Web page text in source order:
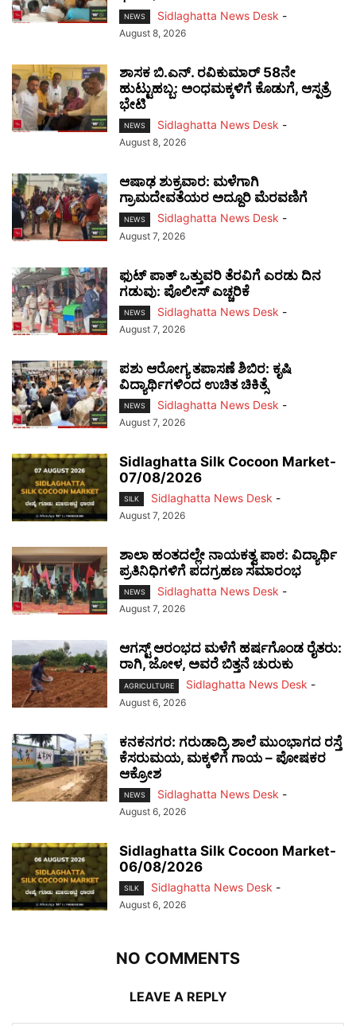
NEWS Sidlaghatta News Desk -
August 8, 2026
ಶಾಸಕ ಬಿ.ಎನ್. ರವಿಕುಮಾರ್ 58ನೇ
ಹುಟ್ಟುಹಬ್ಬ: ಅಂಧಮಕ್ಕಳಿಗೆ ಕೊಡುಗೆ, ಆಸ್ಪತ್ರೆ
ಭೇಟಿ
NEWS Sidlaghatta News Desk -
August 8, 2026
ಆಷಾಢ ಶುಕ್ರವಾರ: ಮಳೆಗಾಗಿ
ಗ್ರಾಮದೇವತೆಯರ ಅದ್ದೂರಿ ಮೆರವಣಿಗೆ
NEWS Sidlaghatta News Desk -
August 7, 2026
ಫುಟ್‌ ಪಾತ್ ಒತ್ತುವರಿ ತೆರವಿಗೆ ಎರಡು ದಿನ
ಗಡುವು: ಪೊಲೀಸ್ ಎಚ್ಚರಿಕೆ
NEWS Sidlaghatta News Desk -
August 7, 2026
ಪಶು ಆರೋಗ್ಯ ತಪಾಸಣೆ ಶಿಬಿರ: ಕೃಷಿ
ವಿದ್ಯಾರ್ಥಿಗಳಿಂದ ಉಚಿತ ಚಿಕಿತ್ಸೆ
NEWS Sidlaghatta News Desk -
August 7, 2026
Sidlaghatta Silk Cocoon Market-
07/08/2026
SILK Sidlaghatta News Desk -
August 7, 2026
ಶಾಲಾ ಹಂತದಲ್ಲೇ ನಾಯಕತ್ವ ಪಾಠ: ವಿದ್ಯಾರ್ಥಿ
ಪ್ರತಿನಿಧಿಗಳಿಗೆ ಪದಗ್ರಹಣ ಸಮಾರಂಭ
NEWS Sidlaghatta News Desk -
August 7, 2026
ಆಗಸ್ಟ್ ಆರಂಭದ ಮಳೆಗೆ ಹರ್ಷಗೊಂಡ ರೈತರು:
ರಾಗಿ, ಜೋಳ, ಅವರೆ ಬಿತ್ತನೆ ಚುರುಕು
AGRICULTURE Sidlaghatta News Desk -
August 6, 2026
ಕನಕನಗರ: ಗರುಡಾದ್ರಿ ಶಾಲೆ ಮುಂಭಾಗದ ರಸ್ತೆ
ಕೆಸರುಮಯ, ಮಕ್ಕಳಿಗೆ ಗಾಯ – ಪೋಷಕರ
ಆಕ್ರೋಶ
NEWS Sidlaghatta News Desk -
August 6, 2026
Sidlaghatta Silk Cocoon Market-
06/08/2026
SILK Sidlaghatta News Desk -
August 6, 2026
NO COMMENTS
LEAVE A REPLY